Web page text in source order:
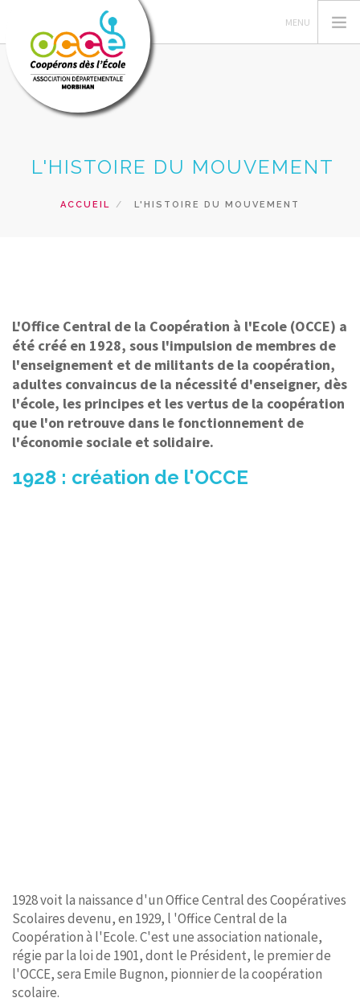
GÉRER SA COOPÉRATIVE
L'HISTOIRE DU MOUVEMENT
ACCUEIL L'HISTOIRE DU MOUVEMENT
L'Office Central de la Coopération à l'Ecole (OCCE) a
été créé en 1928, sous l'impulsion de membres de
l'enseignement et de militants de la coopération,
adultes convaincus de la nécessité d'enseigner, dès
l'école, les principes et les vertus de la coopération
que l'on retrouve dans le fonctionnement de
l'économie sociale et solidaire.
1928 : création de l'OCCE
1928 voit la naissance d'un Office Central des Coopératives
Scolaires devenu, en 1929, l 'Office Central de la
Coopération à l'Ecole. C'est une association nationale,
régie par la loi de 1901, dont le Président, le premier de
l'OCCE, sera Emile Bugnon, pionnier de la coopération
scolaire.